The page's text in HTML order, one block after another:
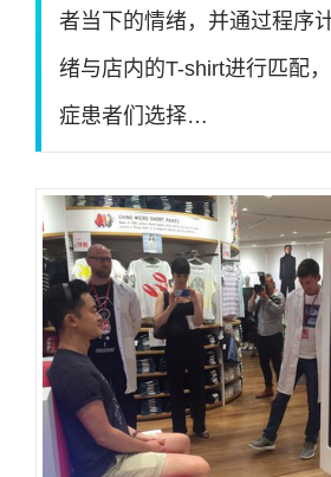
者当下的情绪，并通过程序
绪与店内的T-shirt进行匹配
症患者们选择…